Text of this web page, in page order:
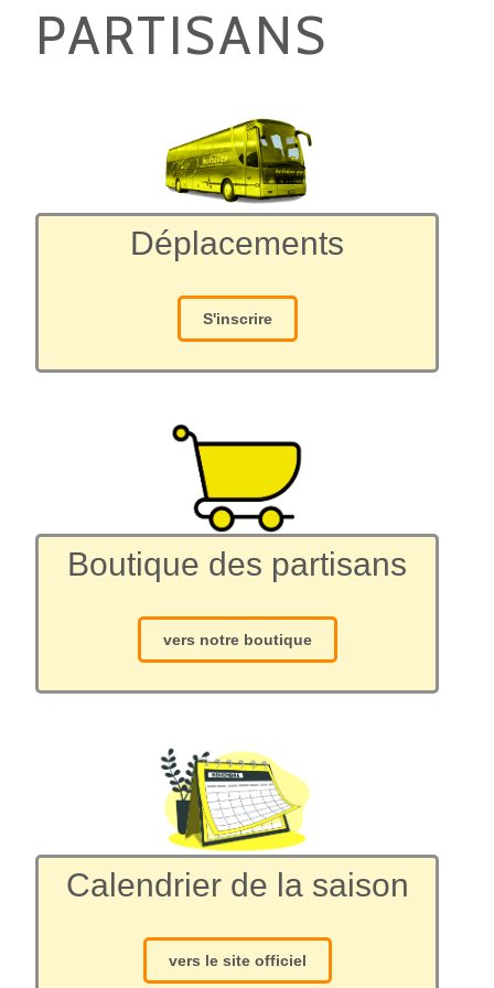
PARTISANS
Déplacements
S'inscrire
Boutique des partisans
vers notre boutique
Calendrier de la saison
vers le site officiel